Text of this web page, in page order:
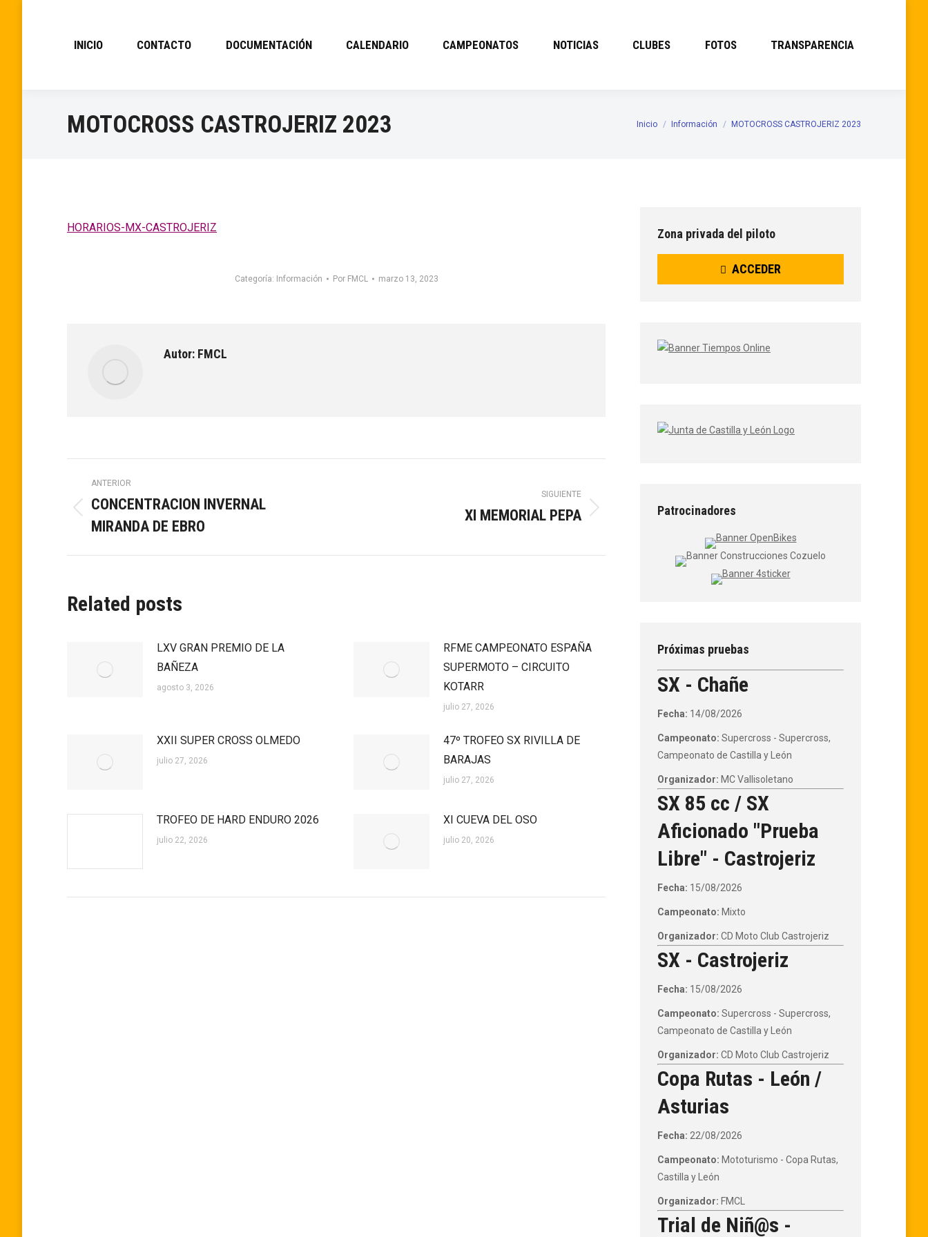
INICIO CONTACTO DOCUMENTACIÓN CALENDARIO CAMPEONATOS NOTICIAS CLUBES FOTOS TRANSPARENCIA
MOTOCROSS CASTROJERIZ 2023 Estás aquí:
Inicio Información MOTOCROSS CASTROJERIZ 2023
HORARIOS-MX-CASTROJERIZ
Categoría: Información Por FMCL marzo 13, 2023
Autor: FMCL
Navegación
entre
publicaciones
ANTERIOR
anterior:
CONCENTRACION INVERNAL
MIRANDA DE EBRO
SIGUIENTE
XI MEMORIAL PEPA
Related posts
LXV GRAN PREMIO DE LA
BAÑEZA
agosto 3, 2026
RFME CAMPEONATO ESPAÑA
SUPERMOTO – CIRCUITO
KOTARR
julio 27, 2026
XXII SUPER CROSS OLMEDO
julio 27, 2026
47º TROFEO SX RIVILLA DE
BARAJAS
julio 27, 2026
TROFEO DE HARD ENDURO 2026
julio 22, 2026
XI CUEVA DEL OSO
julio 20, 2026
Zona privada del piloto
ACCEDER
Patrocinadores
Próximas pruebas
SX - Chañe
Fecha: 14/08/2026
Campeonato: Supercross - Supercross,
Campeonato de Castilla y León
Organizador: MC Vallisoletano
SX 85 cc / SX
Aficionado "Prueba
Libre" - Castrojeriz
Fecha: 15/08/2026
Campeonato: Mixto
Organizador: CD Moto Club Castrojeriz
SX - Castrojeriz
Fecha: 15/08/2026
Campeonato: Supercross - Supercross,
Campeonato de Castilla y León
Organizador: CD Moto Club Castrojeriz
Copa Rutas - León /
Asturias
Fecha: 22/08/2026
Campeonato: Mototurismo - Copa Rutas,
Castilla y León
Organizador: FMCL
Trial de Niñ@s -